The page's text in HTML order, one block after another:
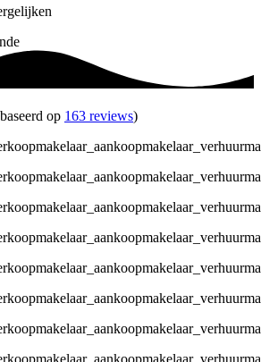
op 163 reviews)